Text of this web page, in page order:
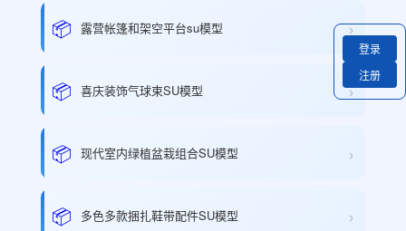
📦 露营帐篷和架空平台su模型 ›
📦 喜庆装饰气球束SU模型 ›
📦 现代室内绿植盆栽组合SU模型 ›
📦 多色多款捆扎鞋带配件SU模型 ›
登录
注册